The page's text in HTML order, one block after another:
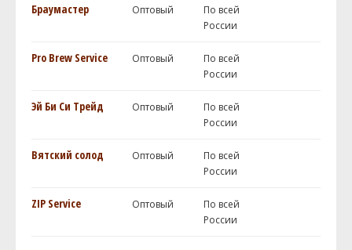
Браумастер Оптовый
По всей
России
Pro Brew Service Оптовый
По всей
России
Эй Би Си Трейд Оптовый
По всей
России
Вятский солод Оптовый
По всей
России
ZIP Service Оптовый
По всей
России